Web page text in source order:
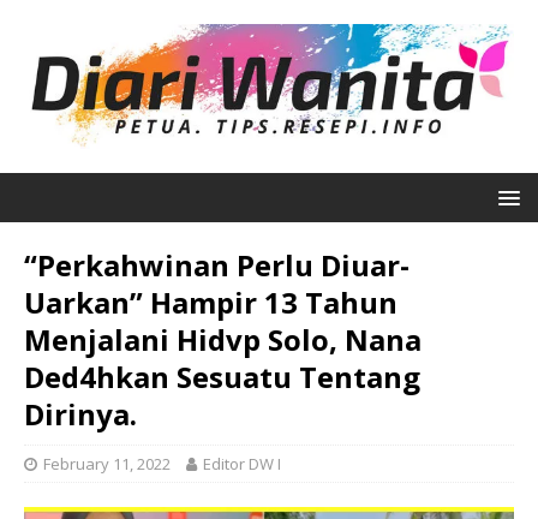
“Perkahwinan Perlu Diuar-
Uarkan” Hampir 13 Tahun
Menjalani Hidvp Solo, Nana
Ded4hkan Sesuatu Tentang
Dirinya.
February 11, 2022 Editor DW I